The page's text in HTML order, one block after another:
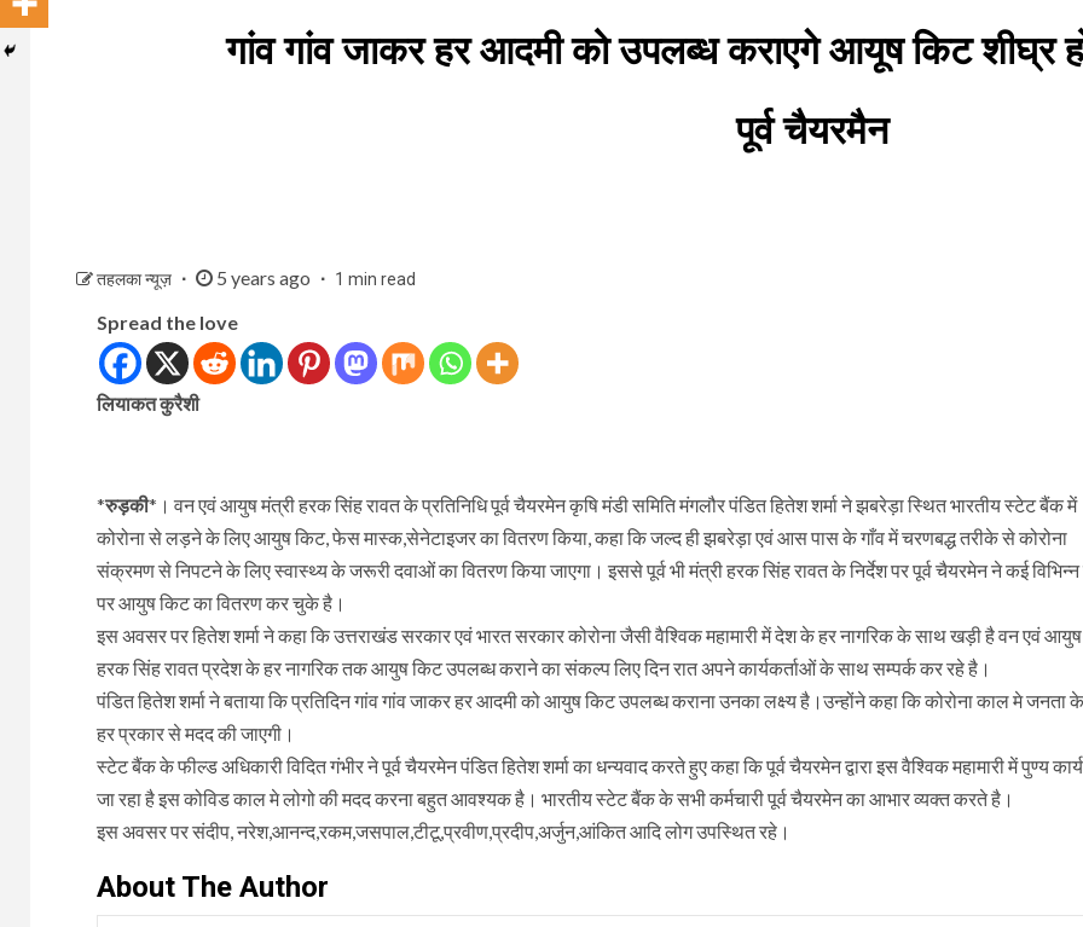
गांव गांव जाकर हर आदमी को उपलब्ध कराएगे आयूष किट शीघ्र
पूर्व चैयरमैन
तहलका न्यूज़ 5 years ago 1 min read
Spread the love
लियाकत कुरैशी
*रुड़की*। वन एवं आयुष मंत्री हरक सिंह रावत के प्रतिनिधि पूर्व चैयरमेन कृषि मंडी समिति मंगलौर पंडित हितेश शर्मा ने झबरेड़ा स्थित भारतीय स्टेट बैंक में
कोरोना से लड़ने के लिए आयुष किट, फेस मास्क,सेनेटाइजर का वितरण किया, कहा कि जल्द ही झबरेड़ा एवं आस पास के गाँव में चरणबद्ध तरीके से कोरोना
संक्रमण से निपटने के लिए स्वास्थ्य के जरूरी दवाओं का वितरण किया जाएगा। इससे पूर्व भी मंत्री हरक सिंह रावत के निर्देश पर पूर्व चैयरमेन ने कई
पर आयुष किट का वितरण कर चुके है।
इस अवसर पर हितेश शर्मा ने कहा कि उत्तराखंड सरकार एवं भारत सरकार कोरोना जैसी वैश्विक महामारी में देश के हर नागरिक के साथ खड़ी है वन एवं आयुष
हरक सिंह रावत प्रदेश के हर नागरिक तक आयुष किट उपलब्ध कराने का संकल्प लिए दिन रात अपने कार्यकर्ताओं के साथ सम्पर्क कर रहे है।
पंडित हितेश शर्मा ने बताया कि प्रतिदिन गांव गांव जाकर हर आदमी को आयुष किट उपलब्ध कराना उनका लक्ष्य है।उन्होंने कहा कि कोरोना काल मे जनता
हर प्रकार से मदद की जाएगी।
स्टेट बैंक के फील्ड अधिकारी विदित गंभीर ने पूर्व चैयरमेन पंडित हितेश शर्मा का धन्यवाद करते हुए कहा कि पूर्व चैयरमेन द्वारा इस वैश्विक महामारी में पुण्य
जा रहा है इस कोविड काल मे लोगो की मदद करना बहुत आवश्यक है। भारतीय स्टेट बैंक के सभी कर्मचारी पूर्व चैयरमेन का आभार व्यक्त करते है।
इस अवसर पर संदीप, नरेश,आनन्द,रकम,जसपाल,टीटू,प्रवीण,प्रदीप,अर्जुन,आंकित आदि लोग उपस्थित रहे।
About The Author